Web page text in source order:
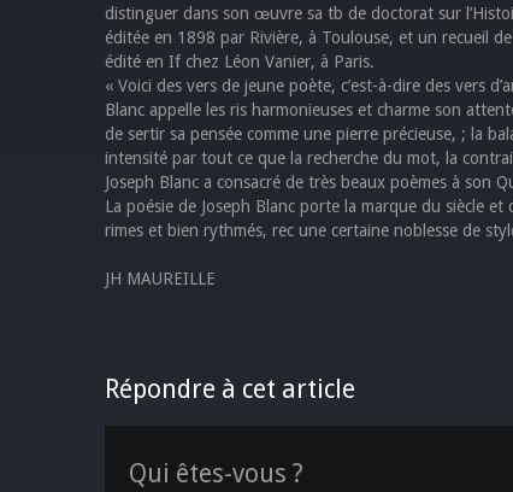
distinguer dans son œuvre sa tb de doctorat sur
éditée en 1898 par Rivière, à Toulouse, et un recueil
édité en If chez Léon Vanier, à Paris.
« Voici des vers de jeune poète, c’est-à-dire des vers
Blanc appelle les ris harmonieuses et charme son
de sertir sa pensée comme une pierre précieuse, ; la
intensité par tout ce que la recherche du mot, la
Joseph Blanc a consacré de très beaux poèmes à son
La poésie de Joseph Blanc porte la marque du siècle
rimes et bien rythmés, rec une certaine noblesse de
JH MAUREILLE
Répondre à cet article
Qui êtes-vous ?